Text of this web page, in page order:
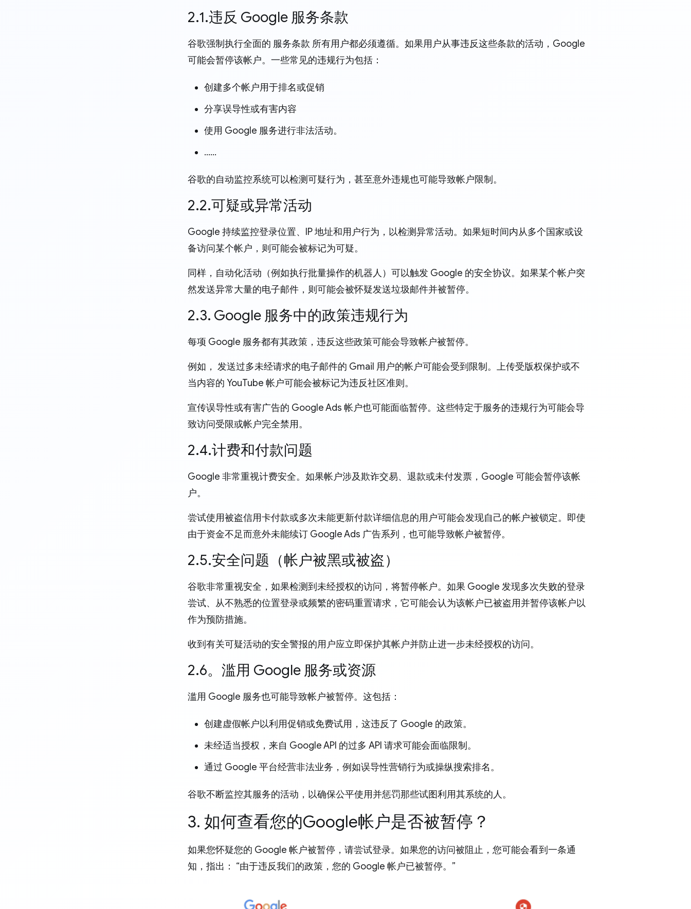
2.1.违反 Google 服务条款
谷歌强制执行全面的 服务条款 所有用户都必须遵循。如果用户从事违反这些条款的活动，Google
可能会暂停该帐户。一些常见的违规行为包括：
创建多个帐户用于排名或促销
分享误导性或有害内容
使用 Google 服务进行非法活动。
……
谷歌的自动监控系统可以检测可疑行为，甚至意外违规也可能导致帐户限制。
2.2.可疑或异常活动
Google 持续监控登录位置、IP 地址和用户行为，以检测异常活动。如果短时间内从多个国家或设
备访问某个帐户，则可能会被标记为可疑。
同样，自动化活动（例如执行批量操作的机器人）可以触发 Google 的安全协议。如果某个帐户突
然发送异常大量的电子邮件，则可能会被怀疑发送垃圾邮件并被暂停。
2.3. Google 服务中的政策违规行为
每项 Google 服务都有其政策，违反这些政策可能会导致帐户被暂停。
例如， 发送过多未经请求的电子邮件的 Gmail 用户的帐户可能会受到限制。上传受版权保护或不
当内容的 YouTube 帐户可能会被标记为违反社区准则。
宣传误导性或有害广告的 Google Ads 帐户也可能面临暂停。这些特定于服务的违规行为可能会导
致访问受限或帐户完全禁用。
2.4.计费和付款问题
Google 非常重视计费安全。如果帐户涉及欺诈交易、退款或未付发票，Google 可能会暂停该帐
户。
尝试使用被盗信用卡付款或多次未能更新付款详细信息的用户可能会发现自己的帐户被锁定。即使
由于资金不足而意外未能续订 Google Ads 广告系列，也可能导致帐户被暂停。
2.5.安全问题（帐户被黑或被盗）
谷歌非常重视安全，如果检测到未经授权的访问，将暂停帐户。如果 Google 发现多次失败的登录
尝试、从不熟悉的位置登录或频繁的密码重置请求，它可能会认为该帐户已被盗用并暂停该帐户以
作为预防措施。
收到有关可疑活动的安全警报的用户应立即保护其帐户并防止进一步未经授权的访问。
2.6。滥用 Google 服务或资源
滥用 Google 服务也可能导致帐户被暂停。这包括：
创建虚假帐户以利用促销或免费试用，这违反了 Google 的政策。
未经适当授权，来自 Google API 的过多 API 请求可能会面临限制。
通过 Google 平台经营非法业务，例如误导性营销行为或操纵搜索排名。
谷歌不断监控其服务的活动，以确保公平使用并惩罚那些试图利用其系统的人。
3. 如何查看您的Google帐户是否被暂停？
如果您怀疑您的 Google 帐户被暂停，请尝试登录。如果您的访问被阻止，您可能会看到一条通
知，指出： “由于违反我们的政策，您的 Google 帐户已被暂停。”